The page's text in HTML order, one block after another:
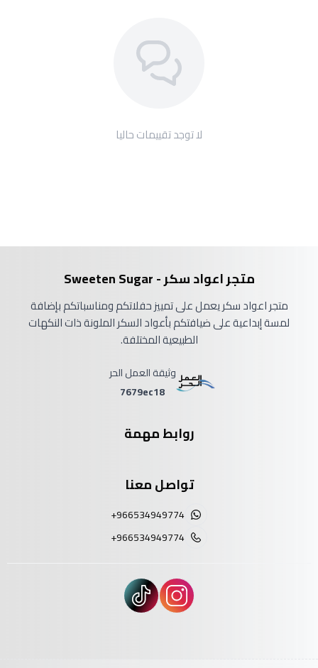
لا توجد تقييمات حاليا
متجر اعواد سكر - Sweeten Sugar
متجر اعواد سكر يعمل على تمييز حفلاتكم ومناسباتكم بإضافة
لمسة إبداعية على ضيافتكم بأعواد السكر الملونة ذات النكهات
الطبيعية المختلفة.
وثيقة العمل الحر
7679ec18
روابط مهمة
تواصل معنا
+966534949774
+966534949774